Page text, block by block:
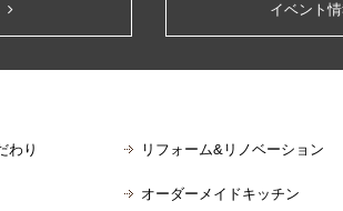
イベント
わり リフォーム&リノベーション
オーダーメイドキッチン